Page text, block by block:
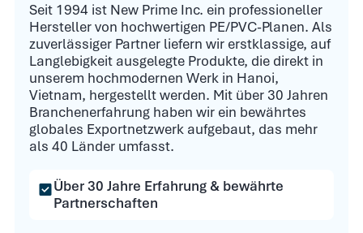
Seit 1994 ist New Prime Inc. ein professioneller
Hersteller von hochwertigen PE/PVC-Planen. Als
zuverlässiger Partner liefern wir erstklassige, auf
Langlebigkeit ausgelegte Produkte, die direkt in
unserem hochmodernen Werk in Hanoi,
Vietnam, hergestellt werden. Mit über 30 Jahren
Branchenerfahrung haben wir ein bewährtes
globales Exportnetzwerk aufgebaut, das mehr
als 40 Länder umfasst.
Über 30 Jahre Erfahrung & bewährte
Partnerschaften